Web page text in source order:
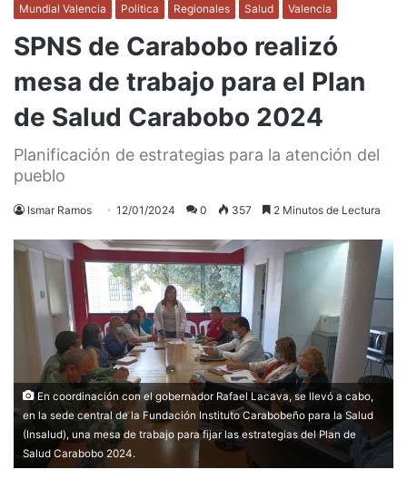
Mundial Valencia Politica Regionales Salud Valencia
SPNS de Carabobo realizó
mesa de trabajo para el Plan
de Salud Carabobo 2024
Planificación de estrategias para la atención del
pueblo
Ismar Ramos 12/01/2024 0 357 2 Minutos de Lectura
En coordinación con el gobernador Rafael Lacava, se llevó a cabo,
en la sede central de la Fundación Instituto Carabobeño para la Salud
(Insalud), una mesa de trabajo para fijar las estrategias del Plan de
Salud Carabobo 2024.